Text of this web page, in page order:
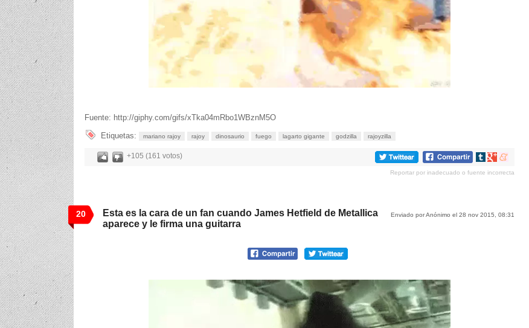
Fuente: http://giphy.com/gifs/xTka04mRbo1WBznM5O
Etiquetas:
mariano rajoy rajoy dinosaurio fuego lagarto gigante godzilla rajoyzilla
+105 (161 votos)
Compartir
tumblr
Compartir
Google+
Compartir
meneame
Reportar por inadecuado o fuente incorrecta
20 Enviado por Anónimo el 28 nov 2015, 08:31
Esta es la cara de un fan cuando James Hetfield de Metallica
aparece y le firma una guitarra